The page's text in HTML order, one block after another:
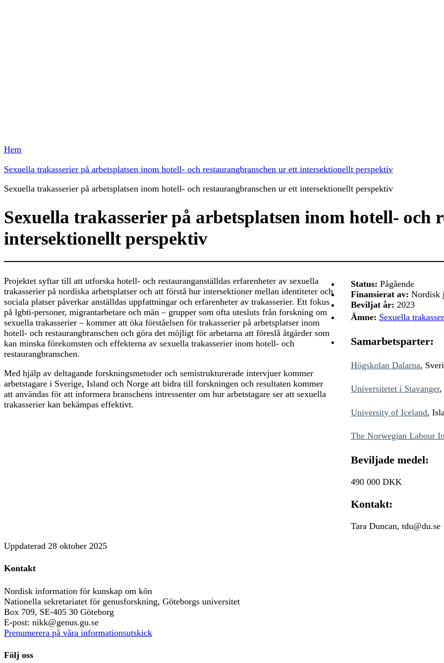
Hem
Sexuella trakasserier på arbetsplatsen inom hotell- och restaurangbranschen ur ett intersektionellt perspektiv
Sexuella trakasserier på arbetsplatsen inom hotell- och restaurangbranschen ur ett intersektionellt perspektiv
Sexuella trakasserier på arbetsplatsen inom hotell- och
intersektionellt perspektiv
Projektet syftar till att utforska hotell- och restauranganställdas erfarenheter av sexuella
trakasserier på nordiska arbetsplatser och att förstå hur intersektioner mellan identiteter och
sociala platser påverkar anställdas uppfattningar och erfarenheter av trakasserier. Ett fokus
på lgbti-personer, migrantarbetare och män – grupper som ofta utesluts från forskning om
sexuella trakasserier – kommer att öka förståelsen för trakasserier på arbetsplatser inom
hotell- och restaurangbranschen och göra det möjligt för arbetarna att föreslå åtgärder som
kan minska förekomsten och effekterna av sexuella trakasserier inom hotell- och
restaurangbranschen.
Med hjälp av deltagande forskningsmetoder och semistrukturerade intervjuer kommer
arbetstagare i Sverige, Island och Norge att bidra till forskningen och resultaten kommer
att användas för att informera branschens intressenter om hur arbetstagare ser att sexuella
trakasserier kan bekämpas effektivt.
Status: Pågående
Finansierat av: Nordisk
Beviljat år: 2023
Ämne: Sexuella
Samarbetsparter:
Högskolan Dalarna,
Universitetet i Stavanger,
University of Iceland,
The Norwegian Labour
Beviljade medel:
490 000 DKK
Kontakt:
Tara Duncan, tdu@du.se
Uppdaterad 28 oktober 2025
Kontakt
Nordisk information för kunskap om kön
Nationella sekretariatet för genusforskning, Göteborgs universitet
Box 709, SE-405 30 Göteborg
E-post: nikk@genus.gu.se
Prenumerera på våra informationsutskick
Följ oss